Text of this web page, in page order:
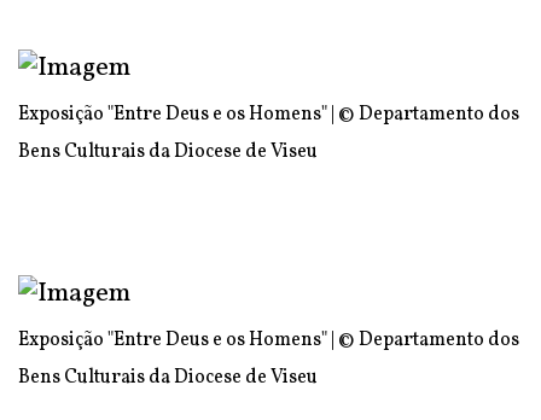
Exposição "Entre Deus e os Homens" | © Departamento dos
Bens Culturais da Diocese de Viseu
Exposição "Entre Deus e os Homens" | © Departamento dos
Bens Culturais da Diocese de Viseu